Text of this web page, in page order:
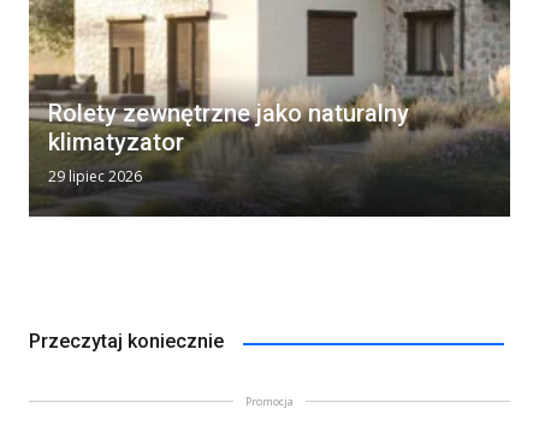
Rolety zewnętrzne jako naturalny
klimatyzator
29 lipiec 2026
Przeczytaj koniecznie
Promocja